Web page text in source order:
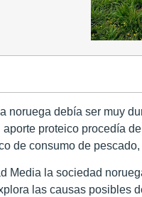
noruega debía ser muy
proteico procedía
de consumo de
Media la sociedad
las causas posibles